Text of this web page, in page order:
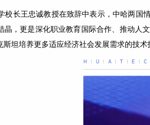
校长王忠诚教授在致辞中表示，中哈两国
晶，更是深化职业教育国际合作、推动人
斯坦培养更多适应经济社会发展需求的技术